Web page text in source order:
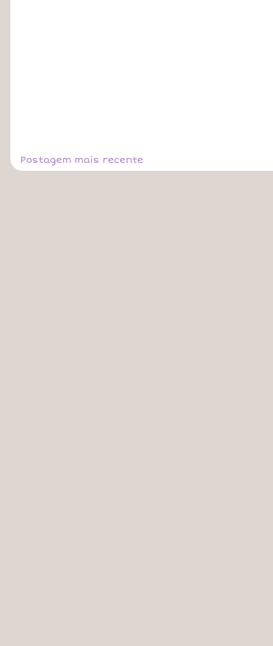
Postagem mais recente